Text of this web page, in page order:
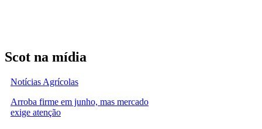
Scot na mídia
Notícias Agrícolas
Arroba firme em junho, mas mercado
exige atenção